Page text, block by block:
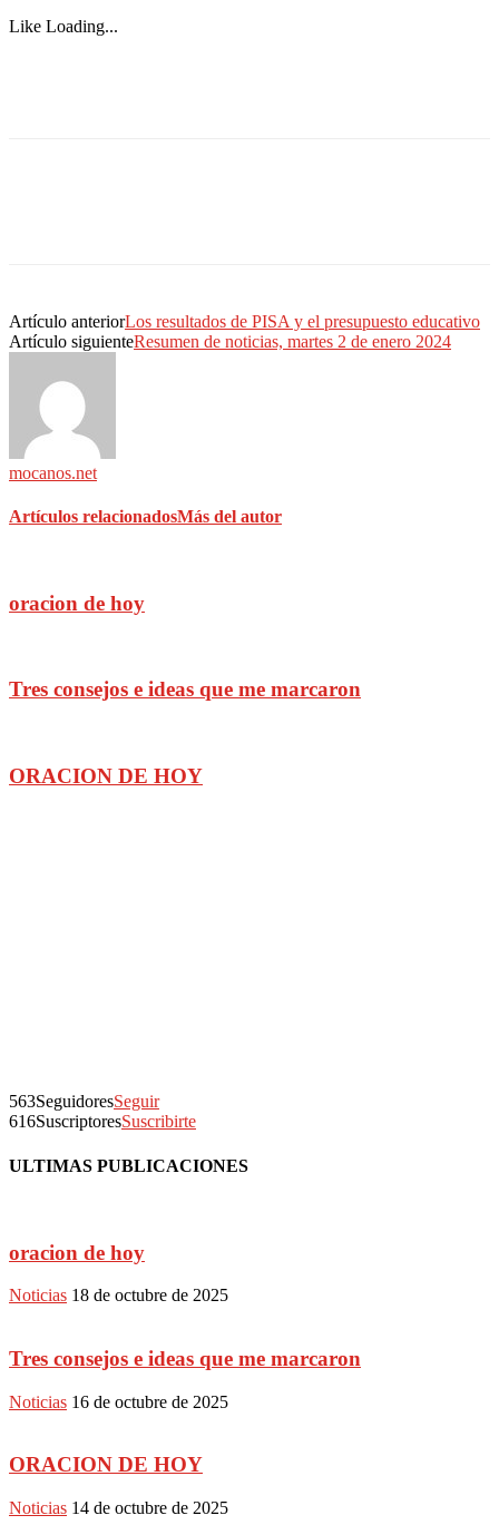
Like Loading...
Artículo anteriorLos resultados de PISA y el presupuesto educativo
Artículo siguienteResumen de noticias, martes 2 de enero 2024
mocanos.net
Artículos relacionadosMás del autor
oracion de hoy
Tres consejos e ideas que me marcaron
ORACION DE HOY
563SeguidoresSeguir
616SuscriptoresSuscribirte
ULTIMAS PUBLICACIONES
oracion de hoy
Noticias 18 de octubre de 2025
Tres consejos e ideas que me marcaron
Noticias 16 de octubre de 2025
ORACION DE HOY
Noticias 14 de octubre de 2025